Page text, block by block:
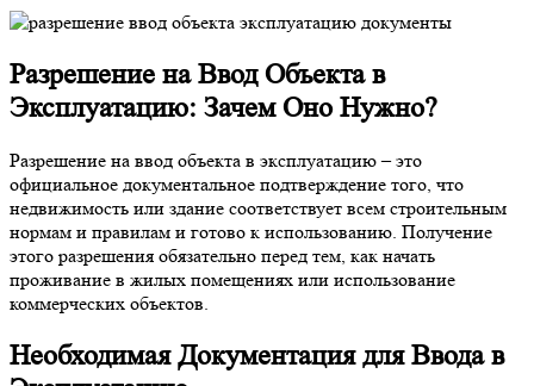
Разрешение на Ввод Объекта в
Эксплуатацию: Зачем Оно Нужно?
Разрешение на ввод объекта в эксплуатацию – это
официальное документальное подтверждение того, что
недвижимость или здание соответствует всем строительным
нормам и правилам и готово к использованию. Получение
этого разрешения обязательно перед тем, как начать
проживание в жилых помещениях или использование
коммерческих объектов.
Необходимая Документация для Ввода в